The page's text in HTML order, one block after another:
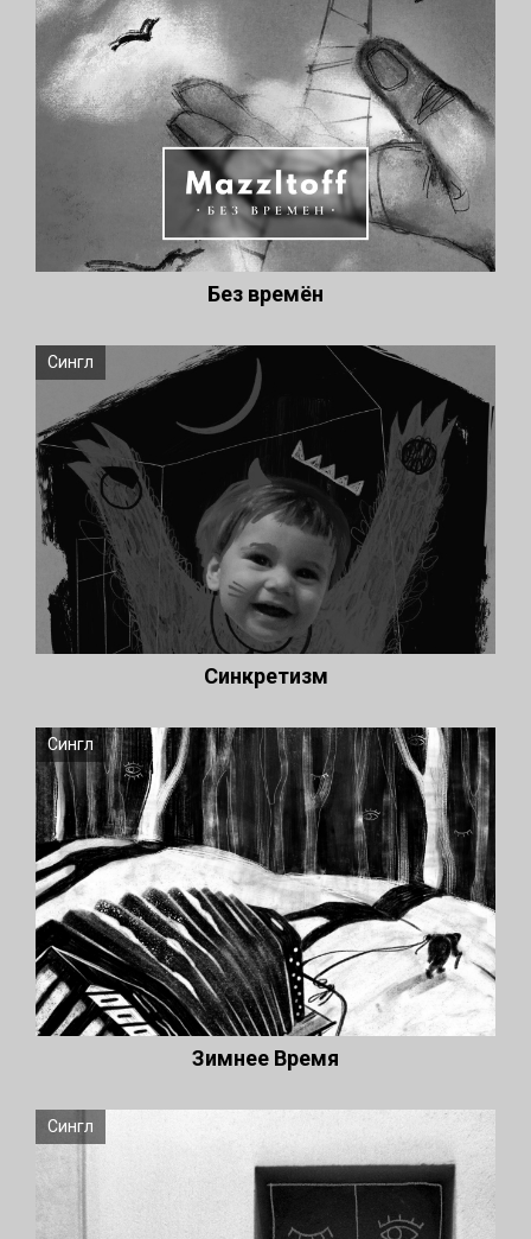
Без времён
Сингл
Синкретизм
Сингл
Зимнее Время
Сингл